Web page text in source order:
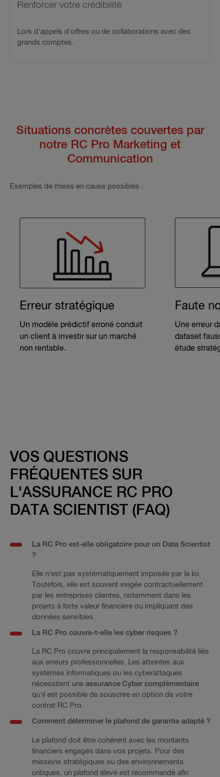
Renforcer votre crédibilité
Lors d'appels d'offres ou de collaborations avec des
grands comptes.
Situations concrètes couvertes par
notre RC Pro Marketing et
Communication
Exemples de mises en cause possibles :
Erreur stratégique
Un modèle prédictif erroné conduit
un client à investir sur un marché
non rentable.
Faute
Une erreur
dataset
étude
VOS QUESTIONS
FRÉQUENTES SUR
L'ASSURANCE RC PRO
DATA SCIENTIST (FAQ)
La RC Pro est-elle obligatoire pour un Data Scientist
?
Elle n’est pas systématiquement imposée par la loi.
Toutefois, elle est souvent exigée contractuellement
par les entreprises clientes, notamment dans les
projets à forte valeur financière ou impliquant des
données sensibles.
La RC Pro couvre-t-elle les cyber risques ?
La RC Pro couvre principalement la responsabilité liée
aux erreurs professionnelles. Les atteintes aux
systèmes informatiques ou les cyberattaques
nécessitent une assurance Cyber complémentaire
qu'il est possible de souscrire en option de votre
contrat RC Pro.
Comment déterminer le plafond de garantie adapté ?
Le plafond doit être cohérent avec les montants
financiers engagés dans vos projets. Pour des
missions stratégiques ou des environnements
critiques, un plafond élevé est recommandé afin